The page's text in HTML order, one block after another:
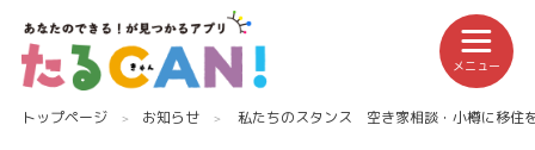
トップページ お知らせ 私たちのスタンス 空き家相談・小樽に移住
メニュー